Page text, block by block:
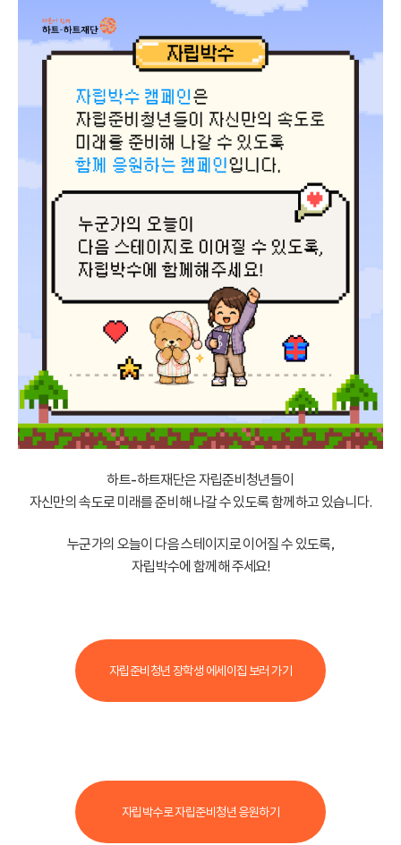
하트-하트재단은 자립준비청년들이
자신만의 속도로 미래를 준비해 나갈 수 있도록 함께하고 있습니다.
누군가의 오늘이 다음 스테이지로 이어질 수 있도록,
자립박수에 함께해 주세요!
자립준비청년 장학생 에세이집 보러 가기
자립박수로 자립준비청년 응원하기